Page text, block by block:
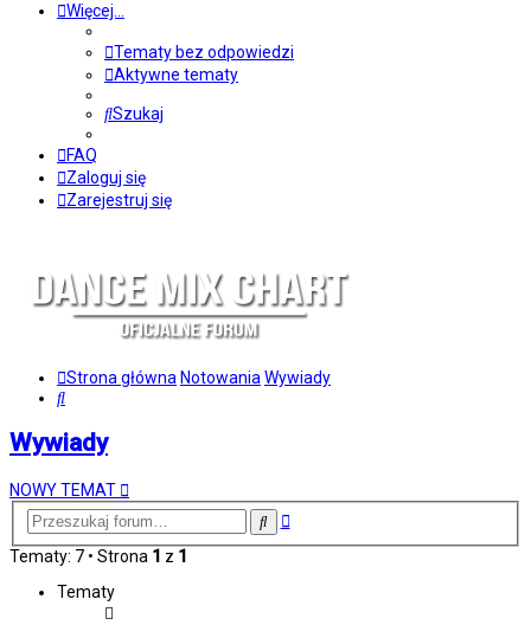
Więcej…
Tematy bez odpowiedzi
Aktywne tematy
Szukaj
FAQ
Zaloguj się
Zarejestruj się
Strona główna Notowania Wywiady
Szukaj
Wywiady
NOWY TEMAT
SzukajWyszukiwanie
Tematy: 7 • Strona 1 z 1
Tematy